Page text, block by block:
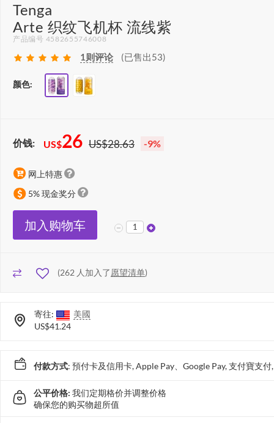
Tenga
Arte 织纹飞机杯 流线紫
产品编号 4582655746008
1则评论 (已售出53)
颜色:
价钱: US$26 US$28.63 -9%
网上特惠
5% 现金奖分
加入购物车
(262 人加入了愿望清单)
寄往:
美國
US$41.24
付款方式: 預付卡及信用卡, Apple Pay、Google Pay, 支付寶支
公平价格: 我们定期格价并调整价格
确保您的购买物超所值